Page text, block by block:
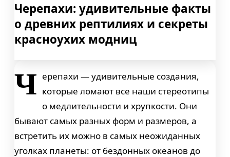
Черепахи: удивительные факты
о древних рептилиях и секреты
красноухих модниц
Ч ерепахи — удивительные создания,
которые ломают все наши стереотипы
о медлительности и хрупкости. Они
бывают самых разных форм и размеров, а
встретить их можно в самых неожиданных
уголках планеты: от бездонных океанов до